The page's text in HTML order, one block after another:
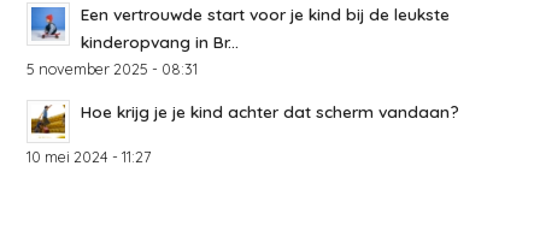
Een vertrouwde start voor je kind bij de leukste
kinderopvang in Br...
5 november 2025 - 08:31
Hoe krijg je je kind achter dat scherm vandaan?
10 mei 2024 - 11:27